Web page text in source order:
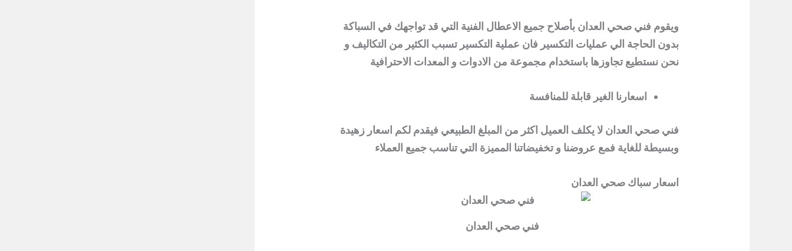
ويقوم فني صحي العدان بأصلاح جميع الاعطال الفنية التي قد تواجهك في السباكة
بدون الحاجة الي عمليات التكسير فان عملية التكسير تسبب الكثير من التكاليف و
نحن نستطيع تجاوزها باستخدام مجموعة من الادوات و المعدات الاحترافية
اسعارنا الغير قابلة للمنافسة
فني صحي العدان لا يكلف العميل اكثر من المبلغ الطبيعي فيقدم لكم اسعار زهيدة
وبسيطة للغاية فمع عروضنا و تخفيضاتنا المميزة التي تناسب جميع العملاء
اسعار سباك صحي العدان
فني صحي العدان